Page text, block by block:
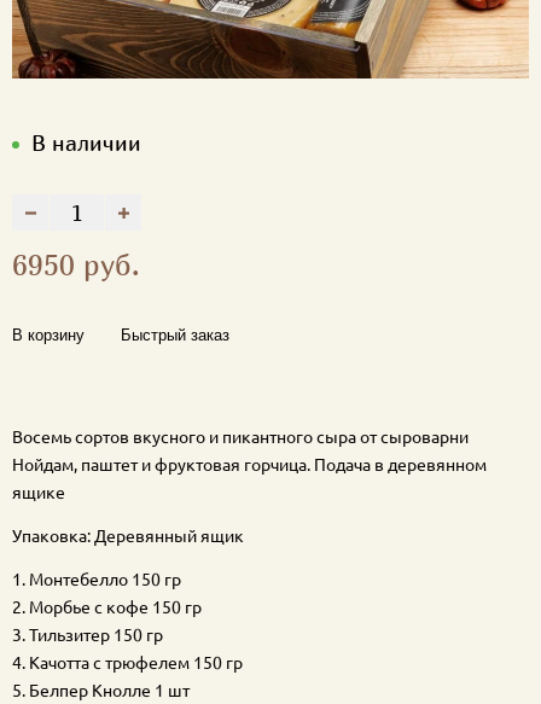
В наличии
6950 руб.
В корзину Быстрый заказ
Восемь сортов вкусного и пикантного сыра от сыроварни
Нойдам, паштет и фруктовая горчица. Подача в деревянном
ящике
Упаковка: Деревянный ящик
1. Монтебелло 150 гр
2. Морбье с кофе 150 гр
3. Тильзитер 150 гр
4. Качотта с трюфелем 150 гр
5. Белпер Кнолле 1 шт